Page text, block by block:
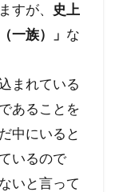
すが、 史上
一族）」 な
まれている
あることを
中にいると
いるので
いと言って
災害
医療
シス主義
カルト